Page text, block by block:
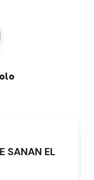
SANAN EL